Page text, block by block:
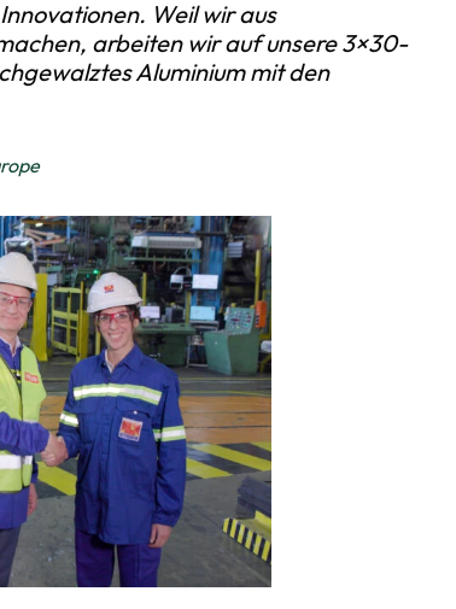
Weil wir aus
arbeiten wir auf unsere 3×30-
Aluminium mit den